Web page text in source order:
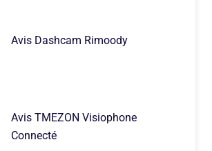
Avis Dashcam Rimoody
Avis TMEZON Visiophone
Connecté